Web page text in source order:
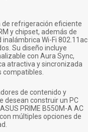
de refrigeración eficiente
y chipset, además de
Wi-Fi 802.11ac
Su diseño incluye
con Aura Sync,
atractiva y sincronizada
de contenido y
desean construir un PC
PRIME B550M-A AC
múltiples opciones de